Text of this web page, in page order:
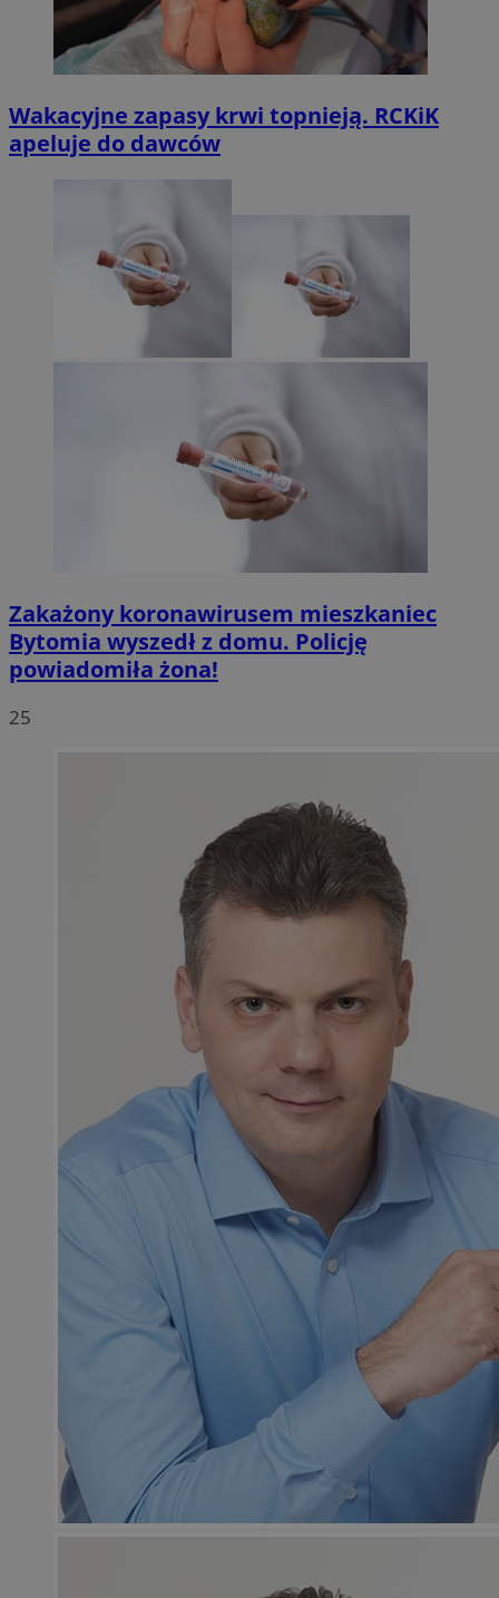
Wakacyjne zapasy krwi topnieją. RCKiK
apeluje do dawców
Zakażony koronawirusem mieszkaniec
Bytomia wyszedł z domu. Policję
powiadomiła żona!
25